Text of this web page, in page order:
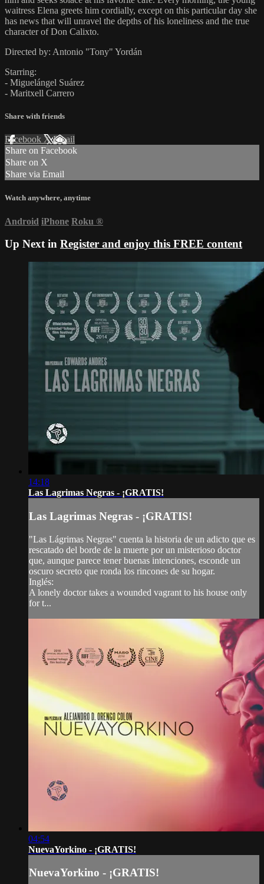
waitress Elena greets him cordially, except on this particular day she
has news that will unravel the depths of his loneliness and the true
character of Don Calixto.
Directed by: Antonio "Tony" Yordán
Starring:
- Miguelángel Suárez
- Maritxell Carrero
Share with friends
Facebook XEmail
Share on Facebook
Share on X
Share via Email
Watch anywhere, anytime
Android iPhone Roku ®
Up Next in Register and enjoy this FREE content
14:18
Las Lagrimas Negras - ¡GRATIS!
Las Lagrimas Negras - ¡GRATIS!
"Las Lágrimas Negras" cuenta la historia de un adicto que es
rescatado del borde de la muerte por un misterioso doctor
que, aunque parece tener buenas intenciones, esconde un
oscuro secreto que ronda los rincones de su hogar.
Inglés:
A lonely doctor takes a wounded vagrant to his house only
for t...
04:54
NuevaYorkino - ¡GRATIS!
NuevaYorkino - ¡GRATIS!